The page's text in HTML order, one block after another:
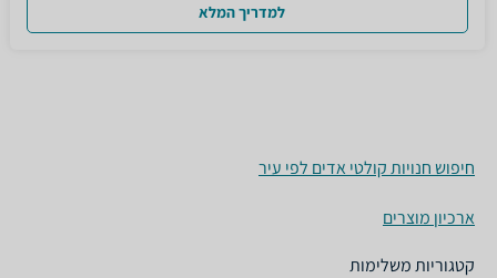
למדריך המלא
חיפוש חנויות קולטי אדים לפי עיר
ארכיון מוצרים
קטגוריות משלימות